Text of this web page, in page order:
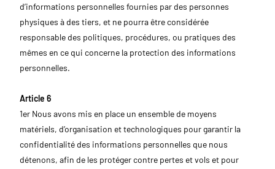
d’informations personnelles fournies par des personnes
physiques à des tiers, et ne pourra être considérée
responsable des politiques, procédures, ou pratiques des
mêmes en ce qui concerne la protection des informations
personnelles.
Article 6
1er Nous avons mis en place un ensemble de moyens
matériels, d’organisation et technologiques pour garantir la
confidentialité des informations personnelles que nous
détenons, afin de les protéger contre pertes et vols et pour